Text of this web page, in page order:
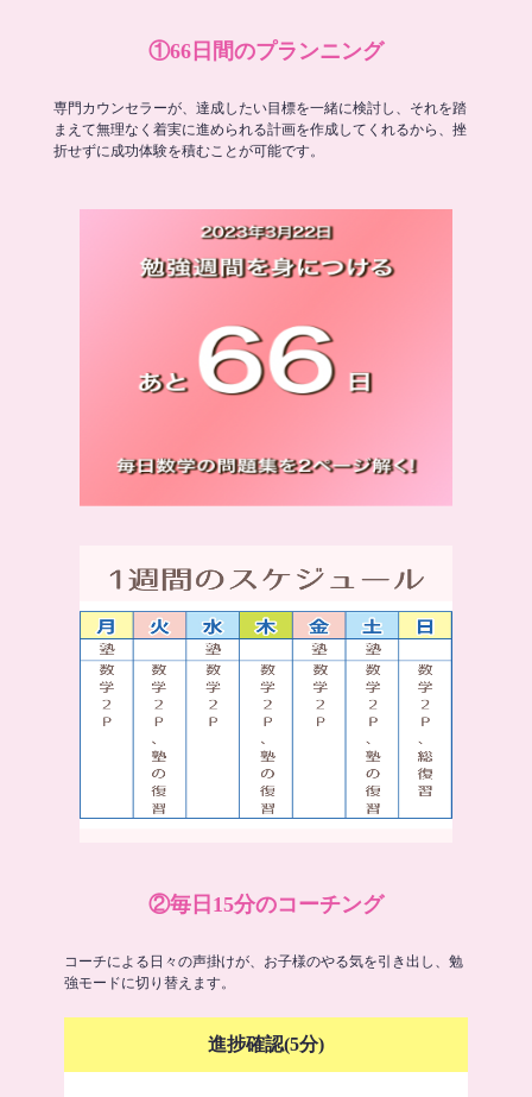
①66日間のプランニング
専門カウンセラーが、達成したい目標を一緒に検討し、それを踏
まえて無理なく着実に進められる計画を作成してくれるから、挫
折せずに成功体験を積むことが可能です。
②毎日15分のコーチング
コーチによる日々の声掛けが、お子様のやる気を引き出し、勉
強モードに切り替えます。
進捗確認(5分)